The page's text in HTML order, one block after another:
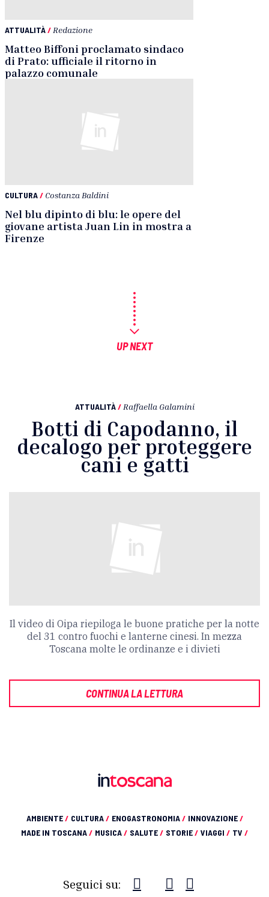
ATTUALITÀ/ Redazione
Matteo Biffoni proclamato sindaco
di Prato: ufficiale il ritorno in
palazzo comunale
CULTURA/ Costanza Baldini
Nel blu dipinto di blu: le opere del
giovane artista Juan Lin in mostra a
Firenze
UP NEXT
ATTUALITÀ / Raffaella Galamini
Botti di Capodanno, il
decalogo per proteggere
cani e gatti
Il video di Oipa riepiloga le buone pratiche per la notte
del 31 contro fuochi e lanterne cinesi. In mezza
Toscana molte le ordinanze e i divieti
CONTINUA LA LETTURA
AMBIENTE/ CULTURA/ ENOGASTRONOMIA/ INNOVAZIONE/
MADE IN TOSCANA/ MUSICA/ SALUTE/ STORIE/ VIAGGI / TV /
Seguici su: